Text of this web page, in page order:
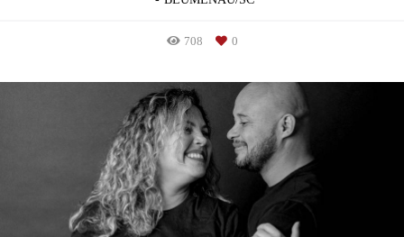
708 0